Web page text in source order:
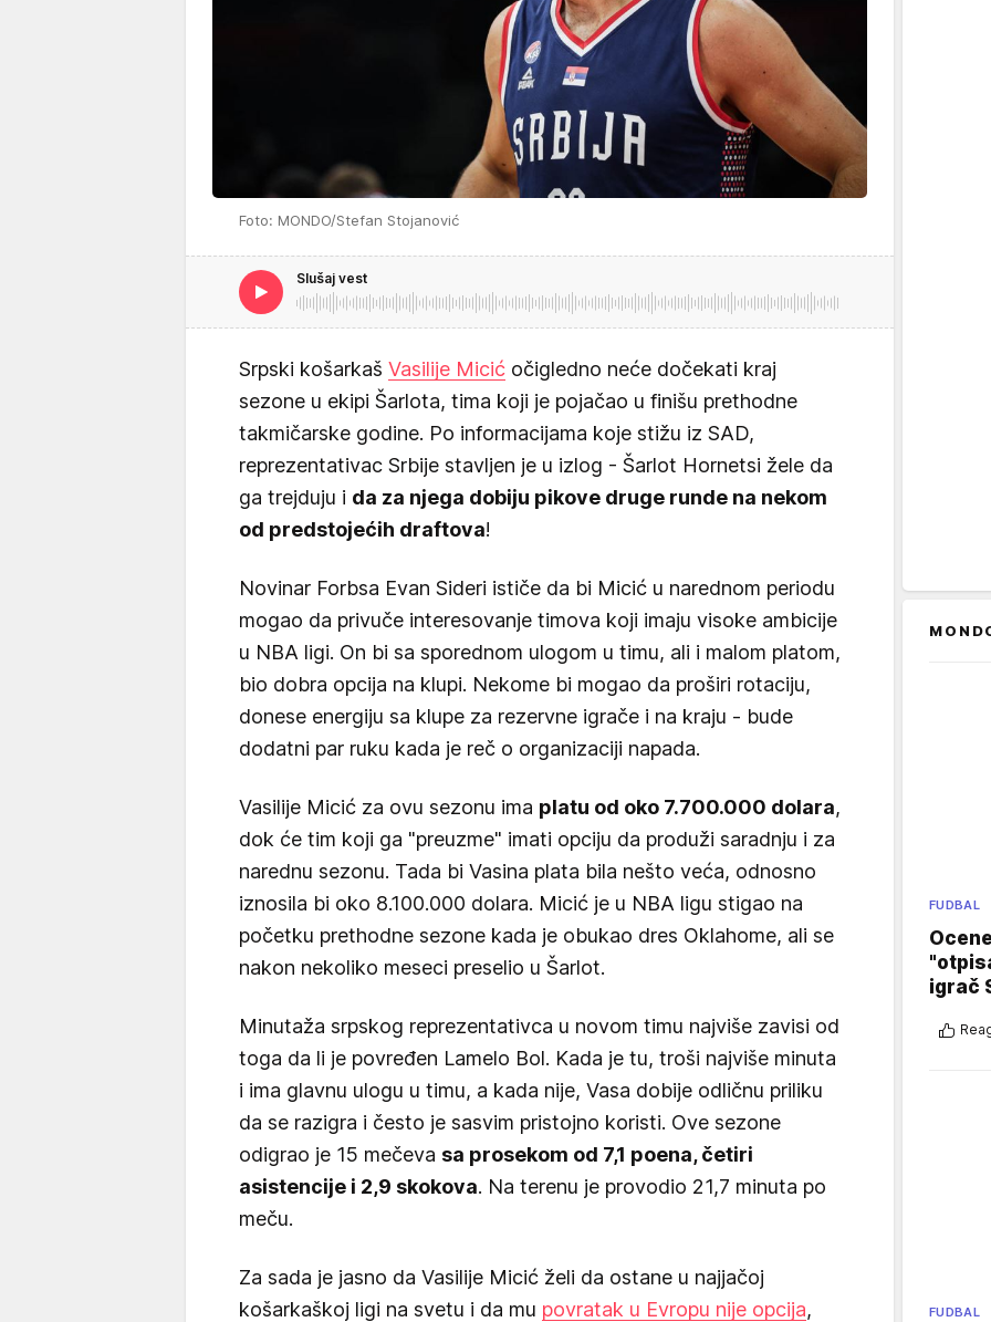
Foto: MONDO/Stefan Stojanović
Slušaj vest
Srpski košarkaš Vasilije Micić očigledno neće dočekati kraj
sezone u ekipi Šarlota, tima koji je pojačao u finišu prethodne
takmičarske godine. Po informacijama koje stižu iz SAD,
reprezentativac Srbije stavljen je u izlog - Šarlot Hornetsi žele da
ga trejduju i da za njega dobiju pikove druge runde na nekom
od predstojećih draftova!
Novinar Forbsa Evan Sideri ističe da bi Micić u narednom periodu
mogao da privuče interesovanje timova koji imaju visoke ambicije
u NBA ligi. On bi sa sporednom ulogom u timu, ali i malom platom,
bio dobra opcija na klupi. Nekome bi mogao da proširi rotaciju,
donese energiju sa klupe za rezervne igrače i na kraju - bude
dodatni par ruku kada je reč o organizaciji napada.
Vasilije Micić za ovu sezonu ima platu od oko 7.700.000 dolara,
dok će tim koji ga "preuzme" imati opciju da produži saradnju i za
narednu sezonu. Tada bi Vasina plata bila nešto veća, odnosno
iznosila bi oko 8.100.000 dolara. Micić je u NBA ligu stigao na
početku prethodne sezone kada je obukao dres Oklahome, ali se
nakon nekoliko meseci preselio u Šarlot.
Minutaža srpskog reprezentativca u novom timu najviše zavisi od
toga da li je povređen Lamelo Bol. Kada je tu, troši najviše minuta
i ima glavnu ulogu u timu, a kada nije, Vasa dobije odličnu priliku
da se razigra i često je sasvim pristojno koristi. Ove sezone
odigrao je 15 mečeva sa prosekom od 7,1 poena, četiri
asistencije i 2,9 skokova. Na terenu je provodio 21,7 minuta po
meču.
Za sada je jasno da Vasilije Micić želi da ostane u najjačoj
košarkaškoj ligi na svetu i da mu povratak u Evropu nije opcija,
FUDBAL
igrač
FUDBAL